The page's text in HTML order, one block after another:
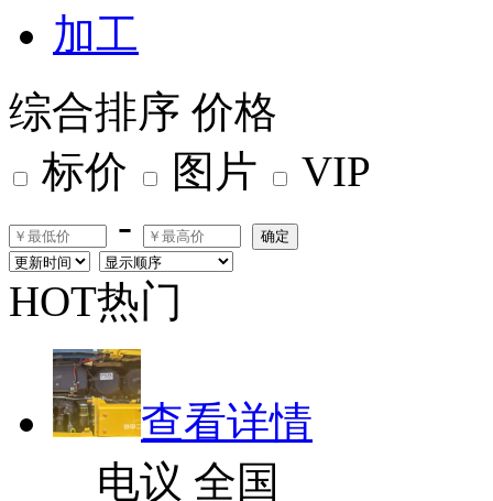
加工
综合排序 价格
标价
图片
VIP
-
确定
HOT热门
查看详情
电议 全国